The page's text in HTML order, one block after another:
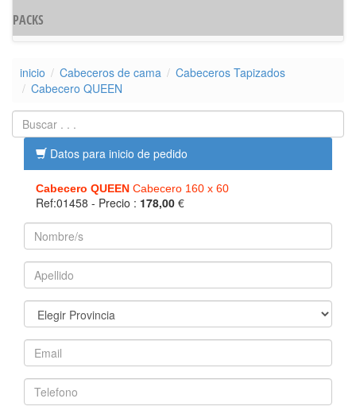
PACKS
inicio Cabeceros de cama
Cabeceros Tapizados
Cabecero QUEEN
Datos para inicio de pedido
Cabecero QUEEN Cabecero 160 x 60
Ref:01458 - Precio : 178,00 €